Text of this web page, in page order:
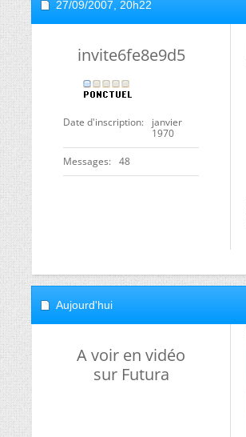
27/09/2007, 20h22
invite6fe8e9d5
Date d'inscription
janvier
1970
Messages 48
Aujourd'hui
A voir en vidéo
sur Futura